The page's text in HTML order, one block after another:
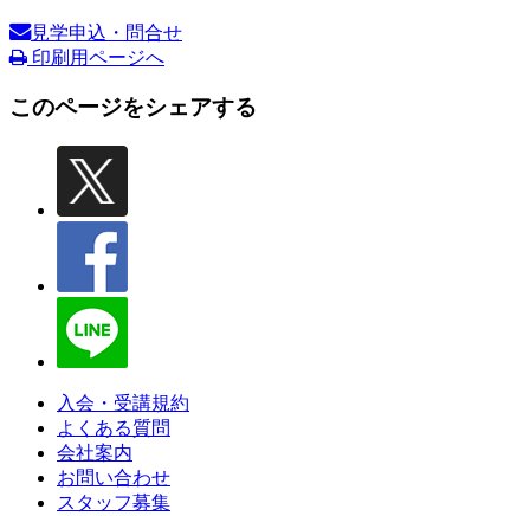
見学申込・問合せ
印刷用ページへ
このページをシェアする
入会・受講規約
よくある質問
会社案内
お問い合わせ
スタッフ募集